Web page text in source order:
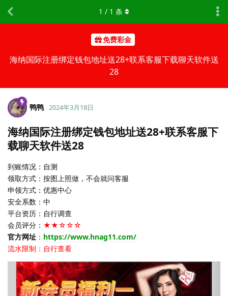
免费彩金
海纳国际注册绑定钱包地址送28+联系客服下载聊天软件送
28
1 / 1 条
鸭鸭 2024年3月18日
海纳国际注册绑定钱包地址送28+联系客服下
载聊天软件送28
到账情况：自测
领取方式：按图上照做，不会就问客服
申领方式：优惠中心
安全系数：中
平台资历：自行调查
会员评分： ★★☆☆☆
官方网址 ： https://www.hnag11.com/
流水限制：自行查看